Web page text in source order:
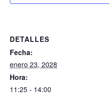
DETALLES
Fecha:
enero 23, 2028
Hora:
11:25 - 14:00